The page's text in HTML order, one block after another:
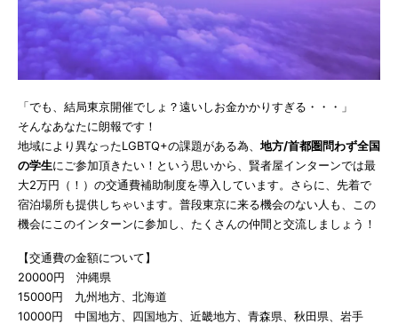
「でも、結局東京開催でしょ？遠いしお金かかりすぎる・・・」
そんなあなたに朗報です！
地域により異なったLGBTQ+の課題がある為、 地方/首都圏問わず全国
の学生にご参加頂きたい！という思いから、賢者屋インターンでは最
大2万円（！）の交通費補助制度を導入しています。さらに、先着で
宿泊場所も提供しちゃいます。普段東京に来る機会のない人も、この
機会にこのインターンに参加し、たくさんの仲間と交流しましょう！
【交通費の金額について】
20000円 沖縄県
15000円 九州地方、北海道
10000円 中国地方、四国地方、近畿地方、青森県、秋田県、岩手